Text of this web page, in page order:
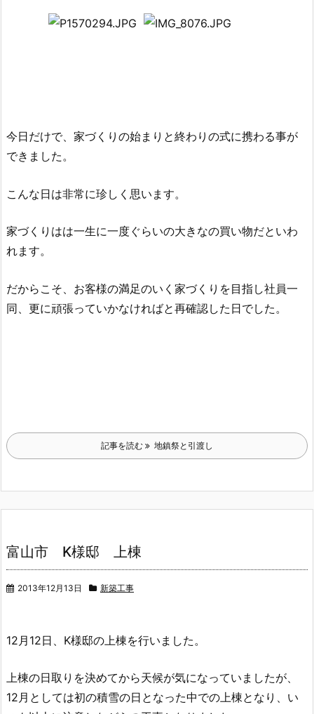
今日だけで、家づくりの始まりと終わりの式に携わる事が
できました。
こんな日は非常に珍しく思います。
家づくりはは一生に一度ぐらいの大きなの買い物だといわ
れます。
だからこそ、お客様の満足のいく家づくりを目指し社員一
同、更に頑張っていかなければと再確認した日でした。
記事を読む 地鎮祭と引渡し
富山市 K様邸 上棟
2013年12月13日 新築工事
12月12日、K様邸の上棟を行いました。
上棟の日取りを決めてから天候が気になっていましたが、
12月としては初の積雪の日となった中での上棟となり、い